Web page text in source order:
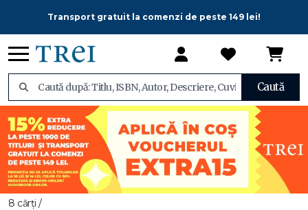
Transport gratuit la comenzi de peste 149 lei!
Caută
8 cărți /